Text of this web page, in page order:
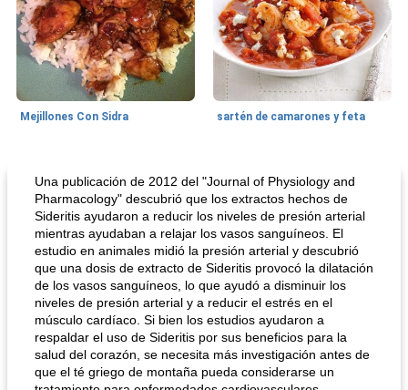
Mejillones Con Sidra sartén de camarones y feta
sopa de lentejas negras del chef john
Una publicación de 2012 del "Journal of Physiology and
Pharmacology" descubrió que los extractos hechos de
Sideritis ayudaron a reducir los niveles de presión arterial
mientras ayudaban a relajar los vasos sanguíneos. El
estudio en animales midió la presión arterial y descubrió
que una dosis de extracto de Sideritis provocó la dilatación
de los vasos sanguíneos, lo que ayudó a disminuir los
niveles de presión arterial y a reducir el estrés en el
músculo cardíaco. Si bien los estudios ayudaron a
respaldar el uso de Sideritis por sus beneficios para la
salud del corazón, se necesita más investigación antes de
que el té griego de montaña pueda considerarse un